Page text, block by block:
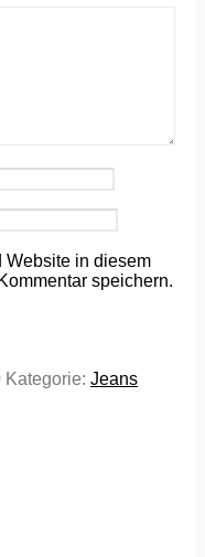
Website in diesem
speichern.
Kategorie: Jeans